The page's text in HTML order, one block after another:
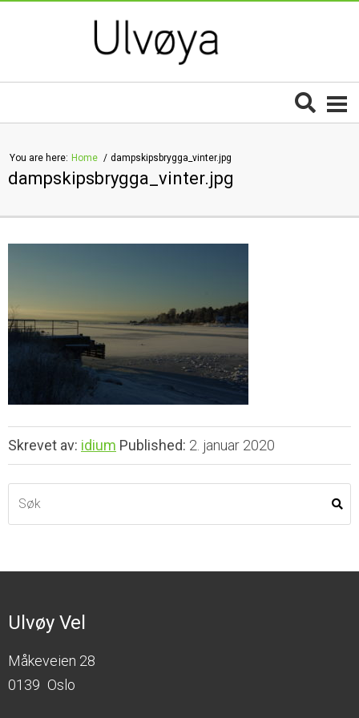
You are here: Home dampskipsbrygga_vinter.jpg
dampskipsbrygga_vinter.jpg
Skrevet av: idium Published: 2. januar 2020
Ulvøy Vel
Måkeveien 28
0139 Oslo